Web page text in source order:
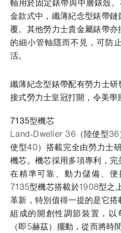
金款式中，纖薄紀念型錶帶
覆。其他勞力士貴金屬錶帶
的細小管軸隱而不見，可防
活。
纖薄紀念型錶帶配有勞力士
接式勞力士皇冠打開，令美學
7135型機芯
Land-Dweller 36（陸使型
使型40）搭載完全由勞力士
機芯。機芯採用多項專利，完
在精準可靠、動力儲備、便
7135型機芯搭載於1908型之
革新，特別值得一提的是它
組成的開創性調節裝置，
（即5赫茲）擺動，從而將時